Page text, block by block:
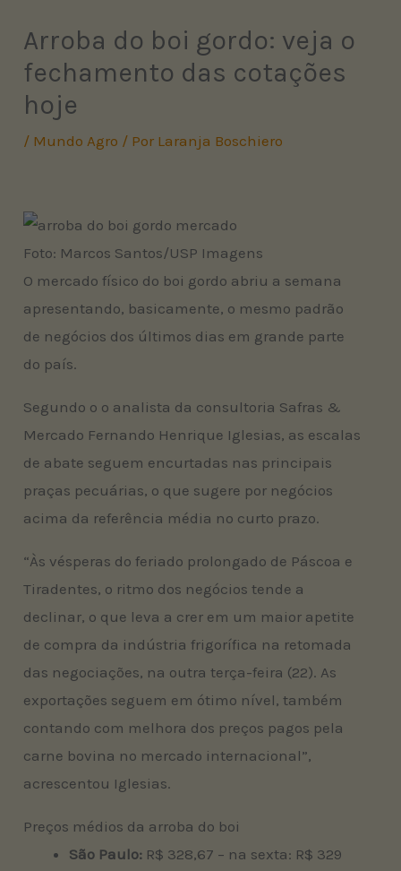
Arroba do boi gordo: veja o
fechamento das cotações
hoje
/ Mundo Agro / Por Laranja Boschiero
Foto: Marcos Santos/USP Imagens
O mercado físico do boi gordo abriu a semana
apresentando, basicamente, o mesmo padrão
de negócios dos últimos dias em grande parte
do país.
Segundo o o analista da consultoria Safras &
Mercado Fernando Henrique Iglesias, as escalas
de abate seguem encurtadas nas principais
praças pecuárias, o que sugere por negócios
acima da referência média no curto prazo.
“Às vésperas do feriado prolongado de Páscoa e
Tiradentes, o ritmo dos negócios tende a
declinar, o que leva a crer em um maior apetite
de compra da indústria frigorífica na retomada
das negociações, na outra terça-feira (22). As
exportações seguem em ótimo nível, também
contando com melhora dos preços pagos pela
carne bovina no mercado internacional”,
acrescentou Iglesias.
Preços médios da arroba do boi
São Paulo: R$ 328,67 – na sexta: R$ 329